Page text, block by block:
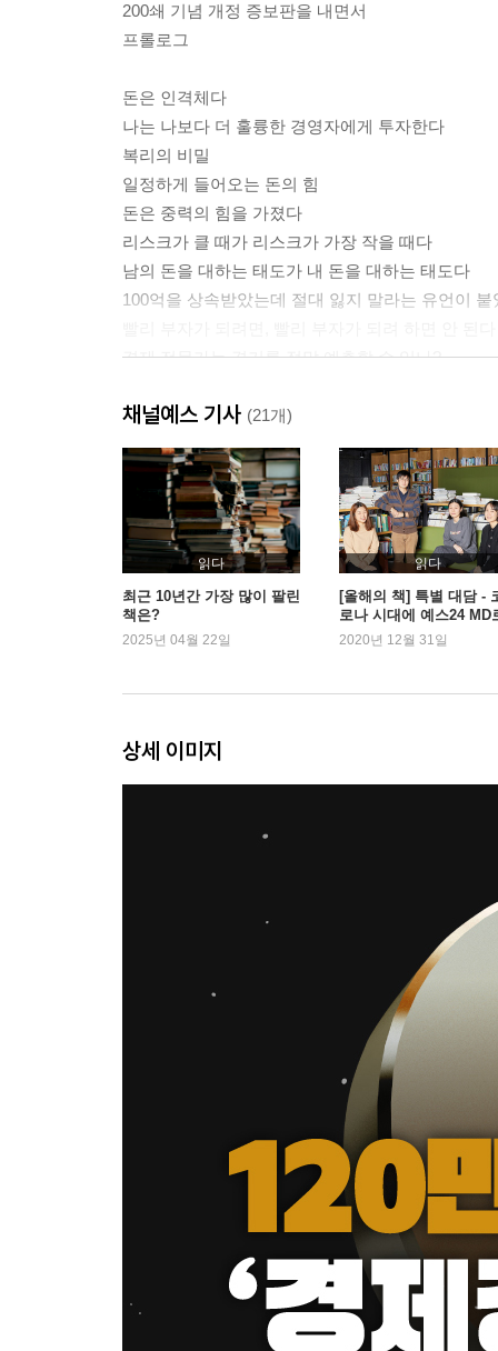
200쇄 기념 개정 증보판을 내면서
프롤로그
돈은 인격체다
나는 나보다 더 훌륭한 경영자에게 투자한다
복리의 비밀
일정하게 들어오는 돈의 힘
돈은 중력의 힘을 가졌다
리스크가 클 때가 리스크가 가장 작을 때다
남의 돈을 대하는 태도가 내 돈을 대하는 태도다
100억을 상속받았는데 절대 잃지 말라는 유언이 붙
경제 전문가는 경기를 정말 예측할 수 있나?
다른 이를 부르는 호칭에 따라 내게 오는 운이 바뀐
반복되는 운은 실력이고 반복되는 실패는 습관이다
뉴스를 통해 사실과 투자 정보를 구분하는 법
돈마다 시간은 다르게 흐른다
달걀을 한 바구니에 담지 않았는데 왜 모두 깨질까?
부자가 되는 세 가지 방법
돈을 모으지 못하는 이유
자신이 금융 문맹인지 알아보는 법
주식으로 수익을 내는 사람들의 세 가지 특징
금융 공황 발생에 따른 세 가지 인간상
내가 청년으로 다시 돌아가 부자가 되려 한다면
부동산에 투자하는 것이 좋을까? 주식이 좋을까?
돈을 다루는 네 가지 능력
경제에 대한 해석은 자신의 정치적 신념에서 벗어
마중물과 종잣돈 1억 만들기의 다섯 가지 규칙
좋은 부채, 나쁜 부채
세상의 권위에 항상 의심을 품어라
좋은 돈이 찾아오게 하는 일곱 가지 비법
직장인들이 부자가 되는 두 가지 방법
감독(자산배분)이 중요한가? 선수(포지션)가 중요
은행에서 흥정을 한다고요?
떨어지는 칼을 잡을 수 있는 사람
채널예스 기사 (21개)
읽다
최근 10년간 가장 많이 팔린
책은?
2025년 04월 22일
읽다
[올해의 책] 특별 대담 -
로나 시대에 예스24 MD
살아가기
2020년 12월 31일
상세 이미지